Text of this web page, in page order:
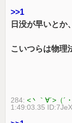
>>1
日没が早いとか
こいつらは物理
284:<丶｀∀´>（
1:49:03.35